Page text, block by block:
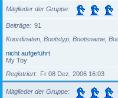
Mitglieder der Gruppe
Beiträge
91
Koordinaten, Bootstyp, Bootsname,
nicht aufgeführt
My Toy
Registriert
Fr 08 Dez, 2006 16:03
Mitglieder der Gruppe